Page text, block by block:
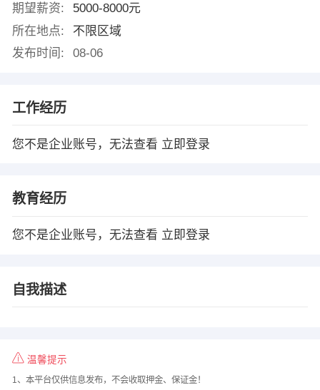
期望薪资:
5000-8000元
所在地点:
不限区域
发布时间:
08-06
工作经历
您不是企业账号，无法查看 立即登录
教育经历
您不是企业账号，无法查看 立即登录
自我描述
温馨提示
1、本平台仅供信息发布，不会收取押金、保证金！